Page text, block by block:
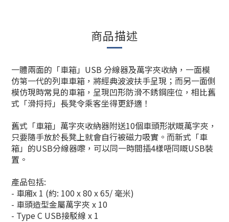
商品描述
一體兩面的「車箱」USB 分線器及萬字夾收納，一面模
仿第一代的列車車箱，將經典波波扶手呈現；而另一面側
模仿現時常見的車箱，呈現凹形防滑不銹鋼座位，相比舊
式「滑捋捋」長凳令乘客坐得更舒適！
舊式「車箱」萬字夾收納器附送10個車頭形狀嘅萬字夾，
只要隨手放於長凳上就會自行被磁力吸實。而新式「車
箱」的USB分線器嚟，可以同一時間插4樣唔同嘅USB裝
置。
產品包括:
- 車廂x 1 (約: 100 x 80 x 65/ 毫米)
- 車頭造型金屬萬字夾 x 10
- Type C USB接駁線 x 1